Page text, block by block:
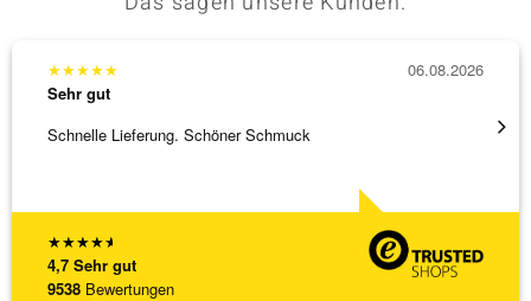
★★★★★
4,7 Sehr gut
9538 Bewertungen
★★★★★
Sehr gut
Schnelle Lieferung. Schöner Schmuck
06.08.2026
Bin